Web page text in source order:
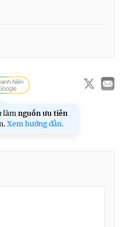
làm nguồn ưu tiên
Xem hướng dẫn.